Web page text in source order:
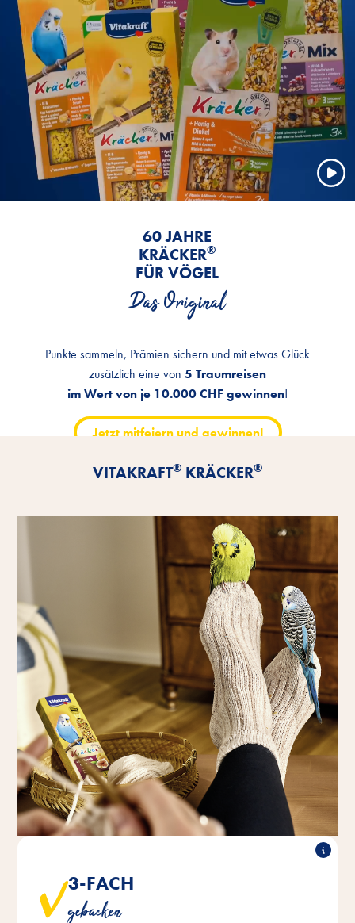
60 JAHRE
KRÄCKER®
FÜR VÖGEL
Das Original
Punkte sammeln, Prämien sichern und mit etwas Glück
zusätzlich eine von 5 Traumreisen
im Wert von je 10.000 CHF gewinnen!
Jetzt mitfeiern und gewinnen!
VITAKRAFT® KRÄCKER®
3-FACH
gebacken
sind in drei Schichten auf
Naturholz gebacken – für extra lange Beschäftigung.